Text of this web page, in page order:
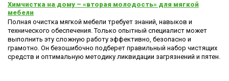
Химчистка на дому – «вторая молодость» для мягкой
мебели
Полная очистка мягкой мебели требует знаний, навыков и
технического обеспечения. Только опытный специалист может
выполнить эту сложную работу эффективно, безопасно и
грамотно. Он безошибочно подберет правильный набор чистящих
средств и оптимальную методику ликвидации загрязнений и пятен.